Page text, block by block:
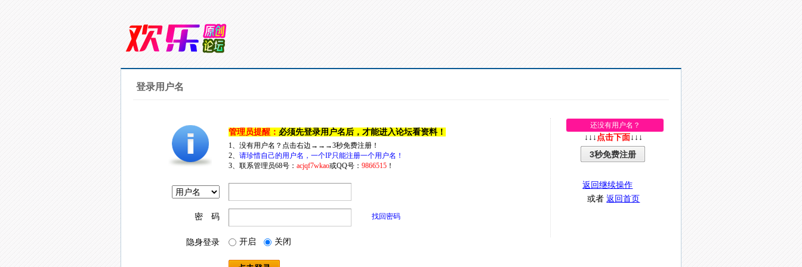
登录用户名
管理员提醒： 必须先登录用户名后，才能进入论坛看资料！
1、没有用户名？点击右边→→→3秒免费注册！
2、 请珍惜自己的用户名，一个IP只能注册一个用户名！
3、联系管理员68号： acjqf7wkao或QQ号： 9866515！
密 码 找回密码
隐身登录 开启 关闭
还没有用户名？
↓↓↓ 点击下面 ↓↓↓
3秒免费注册
返回继续操作
或者返回首页